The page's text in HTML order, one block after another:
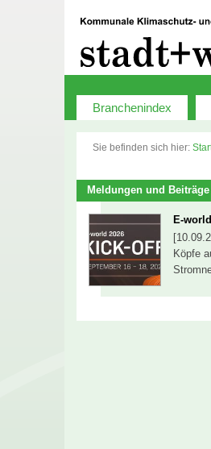
Branchenindex
Sie befinden sich hier:
Meldungen und
E-
Köpfe